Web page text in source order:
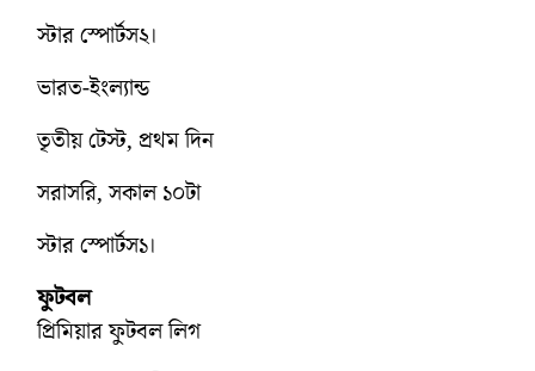
স্টার স্পোর্টস২।
ভারত-ইংল্যান্ড
তৃতীয় টেস্ট, প্রথম দিন
সরাসরি, সকাল ১০টা
স্টার স্পোর্টস১।
ফুটবল
প্রিমিয়ার ফুটবল লিগ